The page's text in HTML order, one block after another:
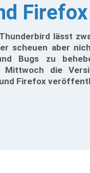
Firefox
lässt
scheuen aber
Bugs zu
Mittwoch die
Firefox